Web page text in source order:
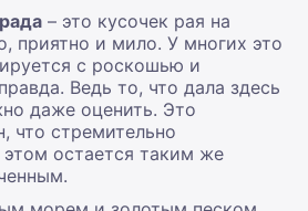
– это кусочек рая на
приятно и мило. У многих это
с роскошью и
Ведь то, что дала здесь
даже оценить. Это
что стремительно
этом остается таким же